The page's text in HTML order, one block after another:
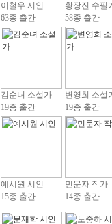
이철우 시인
63종 출간
황장진 수필
58종 출간
김순녀 소설가
19종 출간
변영희 소설
19종 출간
예시원 시인
15종 출간
민문자 작가
14종 출간